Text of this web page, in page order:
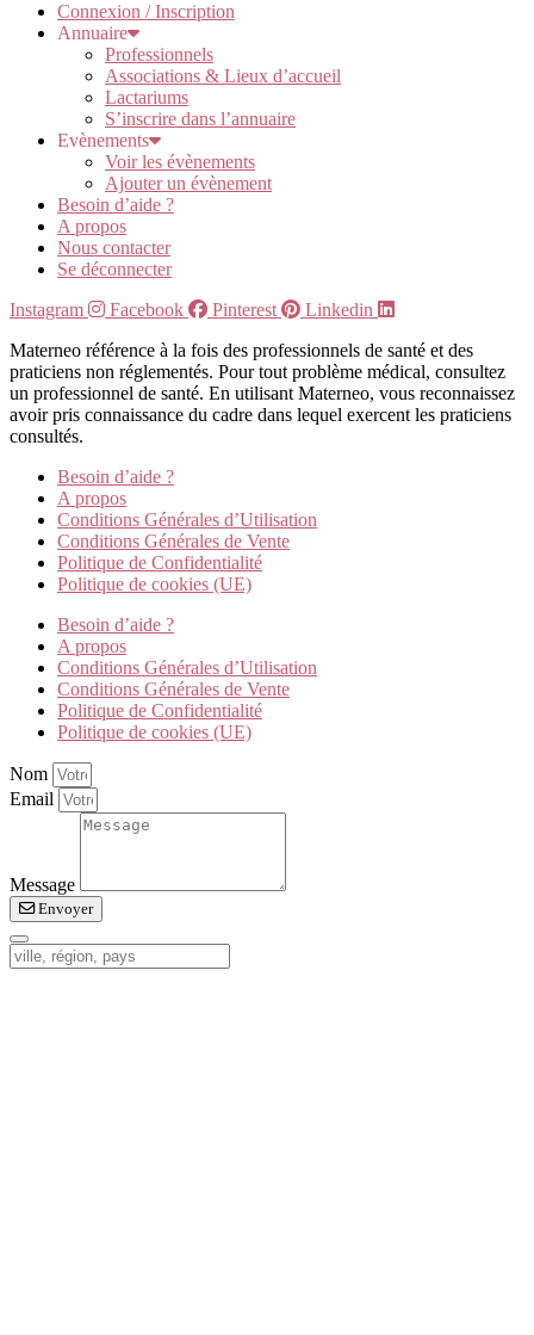
Connexion / Inscription
Annuaire
Professionnels
Associations & Lieux d’accueil
Lactariums
S’inscrire dans l’annuaire
Evènements
Voir les évènements
Ajouter un évènement
Besoin d’aide ?
A propos
Nous contacter
Se déconnecter
Instagram
Facebook Pinterest
Linkedin
Materneo référence à la fois des professionnels de santé et des
praticiens non réglementés. Pour tout problème médical, consultez
un professionnel de santé. En utilisant Materneo, vous reconnaissez
avoir pris connaissance du cadre dans lequel exercent les praticiens
consultés.
Besoin d’aide ?
A propos
Conditions Générales d’Utilisation
Conditions Générales de Vente
Politique de Confidentialité
Politique de cookies (UE)
Besoin d’aide ?
A propos
Conditions Générales d’Utilisation
Conditions Générales de Vente
Politique de Confidentialité
Politique de cookies (UE)
Nom
Email
Message
Envoyer